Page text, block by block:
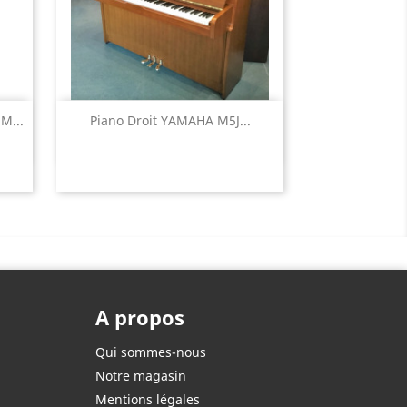
Piano Droit YAMAHA M5J...
Aperçu rapide
A propos
Qui sommes-nous
Notre magasin
Mentions légales